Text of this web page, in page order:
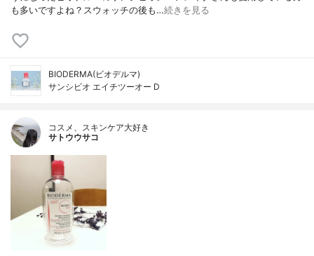
も多いですよね？スウォッチの後も…続きを見る
BIODERMA(ビオデルマ)
サンシビオ エイチツーオー D
コスメ、スキンケア大好き
サトウウサコ